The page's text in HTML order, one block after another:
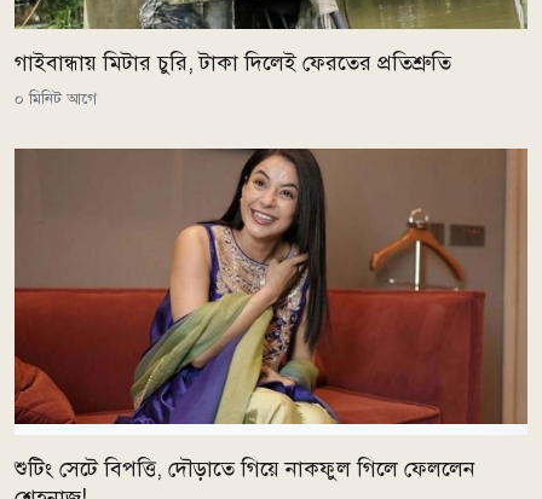
গাইবান্ধায় মিটার চুরি, টাকা দিলেই ফেরতের প্রতিশ্রুতি
০ মিনিট আগে
শুটিং সেটে বিপত্তি, দৌড়াতে গিয়ে নাকফুল গিলে ফেললেন